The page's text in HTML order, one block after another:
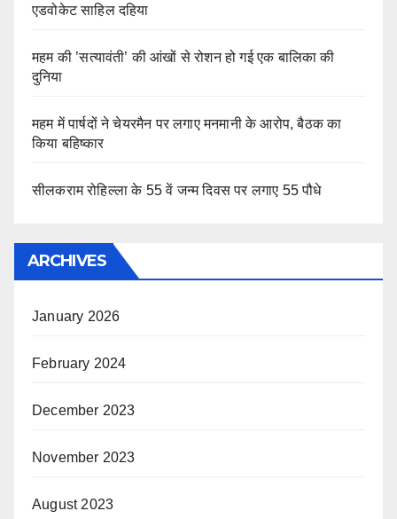
एडवोकेट साहिल दहिया
महम की ’सत्यावंती’ की आंखों से रोशन हो गई एक बालिका की
दुनिया
महम में पार्षदों ने चेयरमैन पर लगाए मनमानी के आरोप, बैठक का
किया बहिष्कार
सीलकराम रोहिल्ला के 55 वें जन्म दिवस पर लगाए 55 पौधे
ARCHIVES
January 2026
February 2024
December 2023
November 2023
August 2023